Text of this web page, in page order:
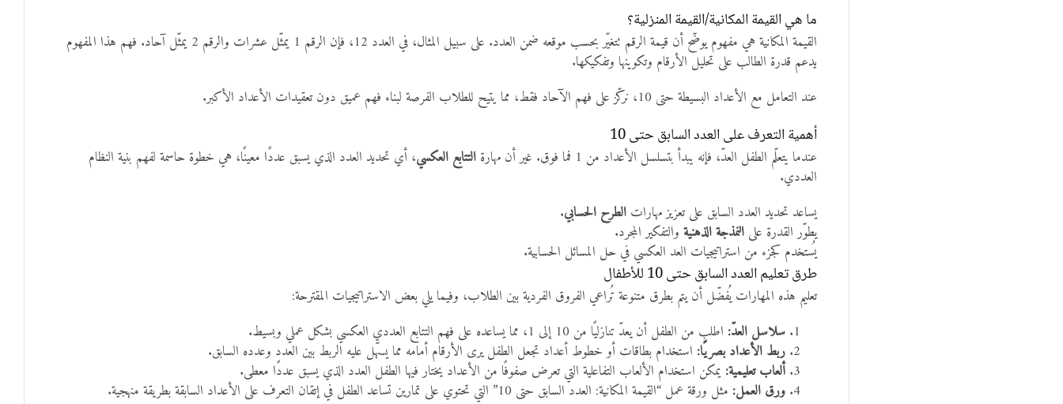
ما هي القيمة المكانية/القيمة المنزلية؟
القيمة المكانية هي مفهوم يوضّح أن قيمة الرقم تتغيّر بحسب موقعه ضمن العدد. على سبيل المثال، في العدد 12، فإن الرقم 1 يمثّل عشرات والرقم 2 يمثّل آحاد. فهم هذا المفهوم
يدعم قدرة الطالب على تحليل الأرقام وتكوينها وتفكيكها.
عند التعامل مع الأعداد البسيطة حتى 10، نركّز على فهم الآحاد فقط، مما يتيح للطلاب الفرصة لبناء فهم عميق دون تعقيدات الأعداد الأكبر.
أهمية التعرف على العدد السابق حتى 10
عندما يتعلّم الطفل العدّ، فإنه يبدأ بتسلسل الأعداد من 1 فما فوق. غير أن مهارة التتابع العكسي، أي تحديد العدد الذي يسبق عددًا معينًا، هي خطوة حاسمة لفهم بنية النظام
العددي.
يساعد تحديد العدد السابق على تعزيز مهارات الطرح الحسابي.
يطوّر القدرة على النمذجة الذهنية والتفكير المجرد.
يُستخدم كجزء من استراتيجيات العد العكسي في حل المسائل الحسابية.
طرق تعليم العدد السابق حتى 10 للأطفال
تعليم هذه المهارات يُفضّل أن يتم بطرق متنوعة تُراعي الفروق الفردية بين الطلاب، وفيما يلي بعض الاستراتيجيات المقترحة:
سلاسل العدّ: اطلب من الطفل أن يعدّ تنازليًا من 10 إلى 1، مما يساعده على فهم التتابع العددي العكسي بشكل عملي وبسيط.
ربط الأعداد بصريًا: استخدام بطاقات أو خطوط أعداد تجعل الطفل يرى الأرقام أمامه مما يسهّل عليه الربط بين العدد وعدده السابق.
ألعاب تعليمية: يمكن استخدام الألعاب التفاعلية التي تعرض صفوفًا من الأعداد يختار فيها الطفل العدد الذي يسبق عددًا معطى.
ورق العمل: مثل ورقة عمل “القيمة المكانية: العدد السابق حتى 10” التي تحتوي على تمارين تساعد الطفل في إتقان التعرف على الأعداد السابقة بطريقة منهجية.